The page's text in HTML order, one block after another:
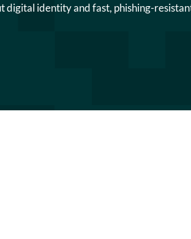
digital identity and fast, phishing-